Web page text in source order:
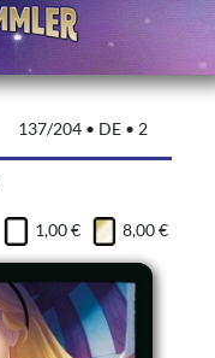
137/204 • DE • 2
1,00 € 8,00 €